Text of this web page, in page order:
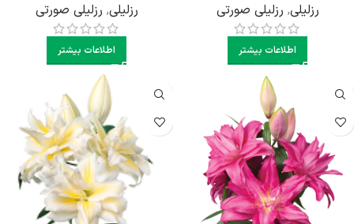
رزلیلی, رزلیلی صورتی
اطلاعات بیشتر
رزلیلی, رزلیلی صورتی
اطلاعات بیشتر